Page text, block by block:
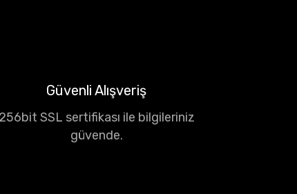
Güvenli Alışveriş
256bit SSL sertifikası ile bilgileriniz
güvende.